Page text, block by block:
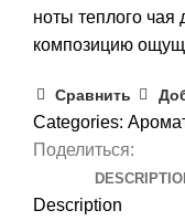
ноты теплого
композицию
Сравнить
Categories:
Поделиться:
Description